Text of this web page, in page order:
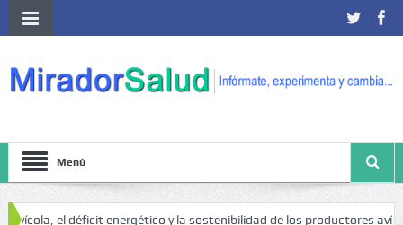
Menú
el déficit energético y la sostenibilidad de los productores avícolas